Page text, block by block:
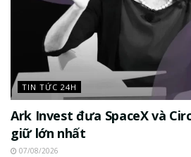
TIN TỨC 24H
Ark Invest đưa SpaceX và
giữ lớn nhất
07/08/2026